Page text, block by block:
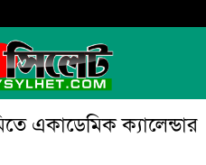
একাডেমিক ক্যালেন্ডার